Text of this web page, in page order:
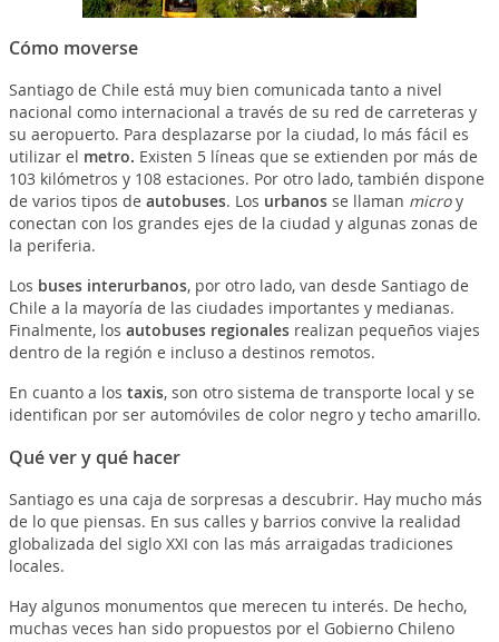
Cómo moverse
Santiago de Chile está muy bien comunicada tanto a nivel
nacional como internacional a través de su red de carreteras y
su aeropuerto. Para desplazarse por la ciudad, lo más fácil es
utilizar el metro. Existen 5 líneas que se extienden por más de
103 kilómetros y 108 estaciones. Por otro lado, también dispone
de varios tipos de autobuses. Los urbanos se llaman microy
conectan con los grandes ejes de la ciudad y algunas zonas de
la periferia.
Los buses interurbanos, por otro lado, van desde Santiago de
Chile a la mayoría de las ciudades importantes y medianas.
Finalmente, los autobuses regionales realizan pequeños viajes
dentro de la región e incluso a destinos remotos.
En cuanto a los taxis, son otro sistema de transporte local y se
identifican por ser automóviles de color negro y techo amarillo.
Qué ver y qué hacer
Santiago es una caja de sorpresas a descubrir. Hay mucho más
de lo que piensas. En sus calles y barrios convive la realidad
globalizada del siglo XXI con las más arraigadas tradiciones
locales.
Hay algunos monumentos que merecen tu interés. De hecho,
muchas veces han sido propuestos por el Gobierno Chileno